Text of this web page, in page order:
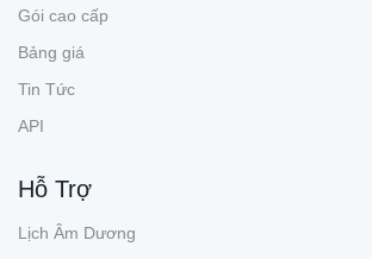
Gói cao cấp
Bảng giá
Tin Tức
API
Hỗ Trợ
Lịch Âm Dương